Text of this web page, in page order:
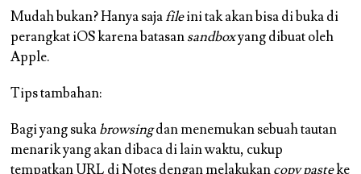
Mudah bukan? Hanya sajafileini tak akan bisa di buka di
perangkat iOS karena batasansandboxyang dibuat oleh
Apple.
Tips tambahan:
Bagi yang sukabrowsingdan menemukan sebuah tautan
menarik yang akan dibaca di lain waktu, cukup
tempatkan URL di Notes dengan melakukancopy pasteke